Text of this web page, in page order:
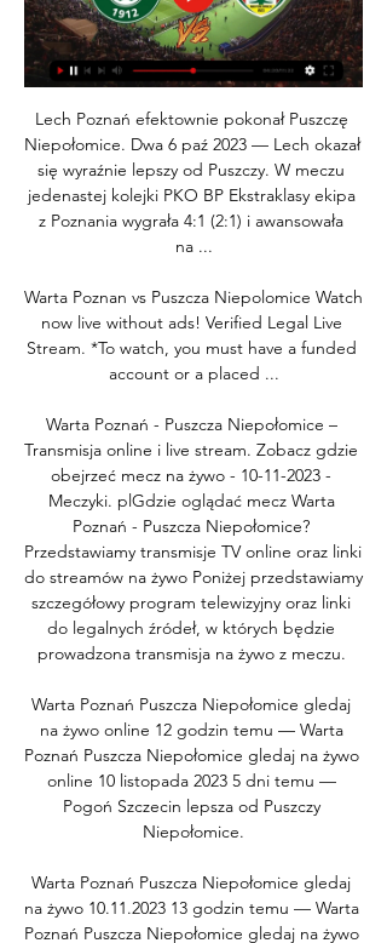
Lech Poznań efektownie pokonał Puszczę
Niepołomice. Dwa 6 paź 2023 — Lech okazał
się wyraźnie lepszy od Puszczy. W meczu
jedenastej kolejki PKO BP Ekstraklasy ekipa
z Poznania wygrała 4:1 (2:1) i awansowała
na ...
Warta Poznan vs Puszcza Niepolomice Watch
now live without ads! Verified Legal Live
Stream. *To watch, you must have a funded
account or a placed ...
Warta Poznań - Puszcza Niepołomice –
Transmisja online i live stream. Zobacz gdzie
obejrzeć mecz na żywo - 10-11-2023 -
Meczyki. plGdzie oglądać mecz Warta
Poznań - Puszcza Niepołomice?
Przedstawiamy transmisje TV online oraz linki
do streamów na żywo Poniżej przedstawiamy
szczegółowy program telewizyjny oraz linki
do legalnych źródeł, w których będzie
prowadzona transmisja na żywo z meczu.
Warta Poznań Puszcza Niepołomice gledaj
na żywo online 12 godzin temu — Warta
Poznań Puszcza Niepołomice gledaj na żywo
online 10 listopada 2023 5 dni temu —
Pogoń Szczecin lepsza od Puszczy
Niepołomice.
Warta Poznań Puszcza Niepołomice gledaj
na żywo 10.11.2023 13 godzin temu — Warta
Poznań Puszcza Niepołomice gledaj na żywo